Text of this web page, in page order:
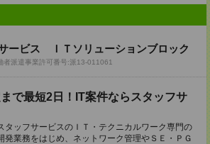
ービス ＩＴソリューションブロック
者派遣事業許可番号:派13-011061
で最短2日！IT案件ならスタッフサ
タッフサービスのＩＴ・テクニカルワーク専門の
発業務をはじめ、ネットワーク管理やＳＥ・ＰＧ